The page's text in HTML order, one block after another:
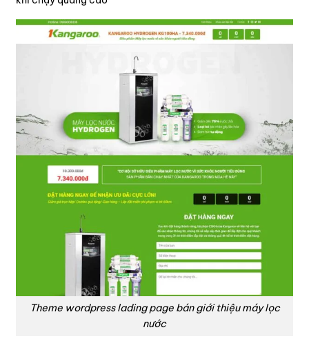
Theme wordpress lading page bán giới thiệu máy lọc
nước